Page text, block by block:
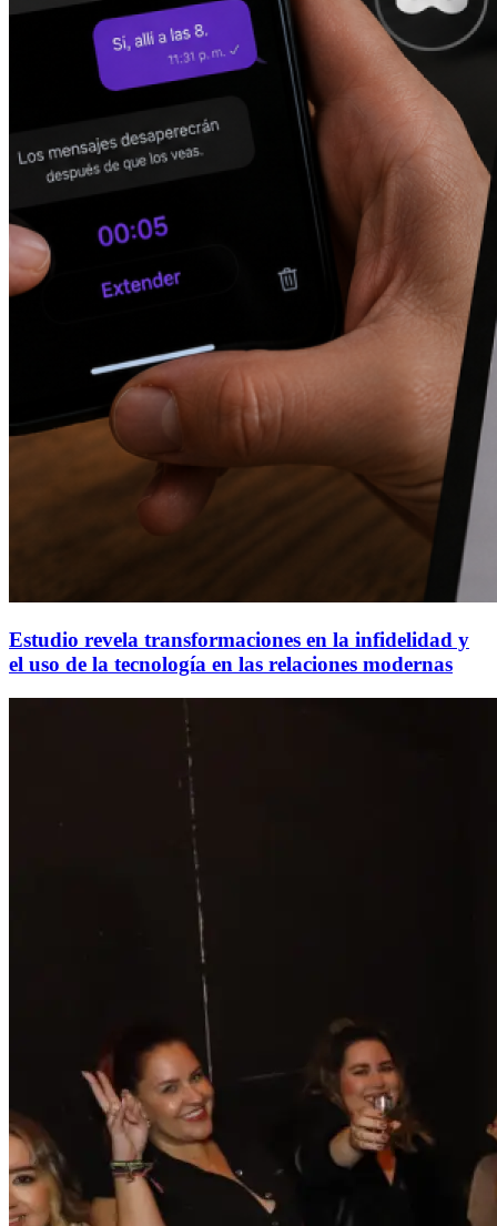
Estudio revela transformaciones en la infidelidad y
el uso de la tecnología en las relaciones modernas